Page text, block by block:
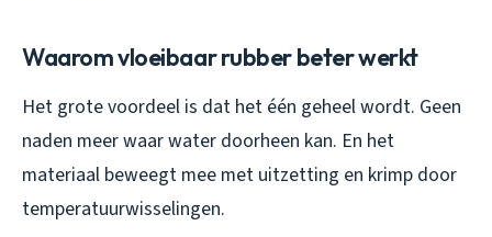
Waarom vloeibaar rubber beter werkt
Het grote voordeel is dat het één geheel wordt. Geen
naden meer waar water doorheen kan. En het
materiaal beweegt mee met uitzetting en krimp door
temperatuurwisselingen.